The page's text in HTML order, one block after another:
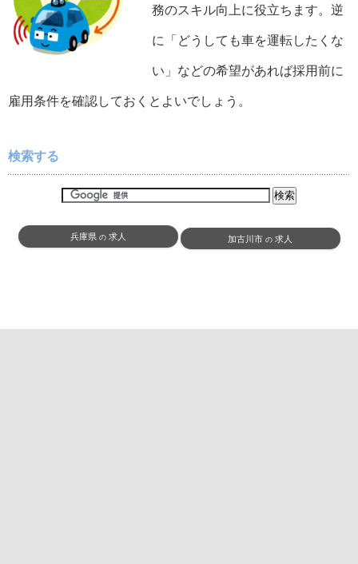
務のスキル向上に役立ちます。逆
に「どうしても車を運転したくな
い」などの希望があれば採用前に
雇用条件を確認しておくとよいでしょう。
検索する
兵庫県の 求人 加古川市 の 求人